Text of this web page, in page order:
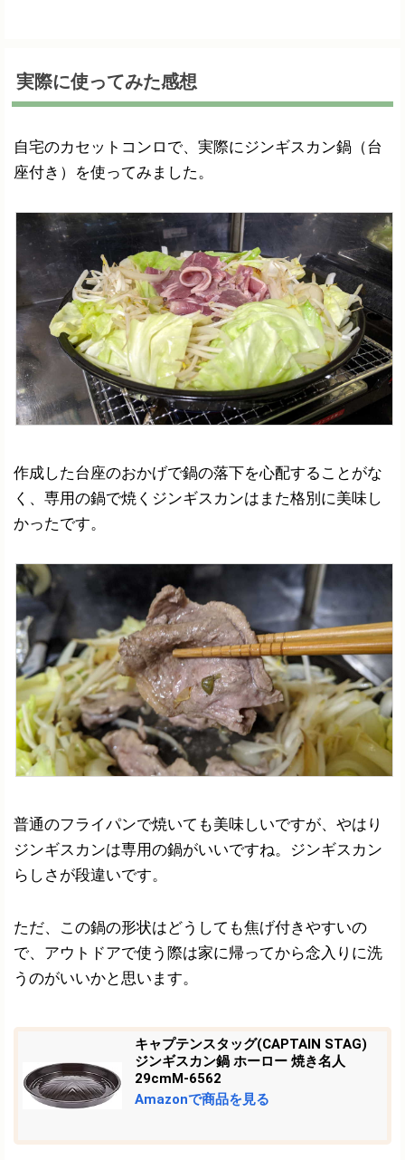
実際に使ってみた感想
自宅のカセットコンロで、実際にジンギスカン鍋（台
座付き）を使ってみました。
作成した台座のおかげで鍋の落下を心配することがな
く、専用の鍋で焼くジンギスカンはまた格別に美味し
かったです。
普通のフライパンで焼いても美味しいですが、やはり
ジンギスカンは専用の鍋がいいですね。ジンギスカン
らしさが段違いです。
ただ、この鍋の形状はどうしても焦げ付きやすいの
で、アウトドアで使う際は家に帰ってから念入りに洗
うのがいいかと思います。
キャプテンスタッグ(CAPTAIN STAG)
ジンギスカン鍋 ホーロー 焼き名人
29cmM-6562
Amazonで商品を見る